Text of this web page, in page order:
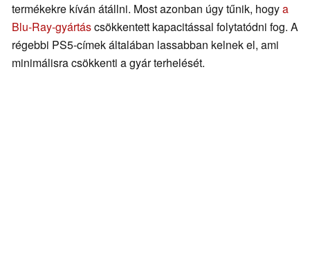
termékekre kíván átállni. Most azonban úgy tűnik, hogya
Blu-Ray-gyártáscsökkentett kapacitással folytatódni fog. A
régebbi PS5-címek általában lassabban kelnek el, ami
minimálisra csökkenti a gyár terhelését.